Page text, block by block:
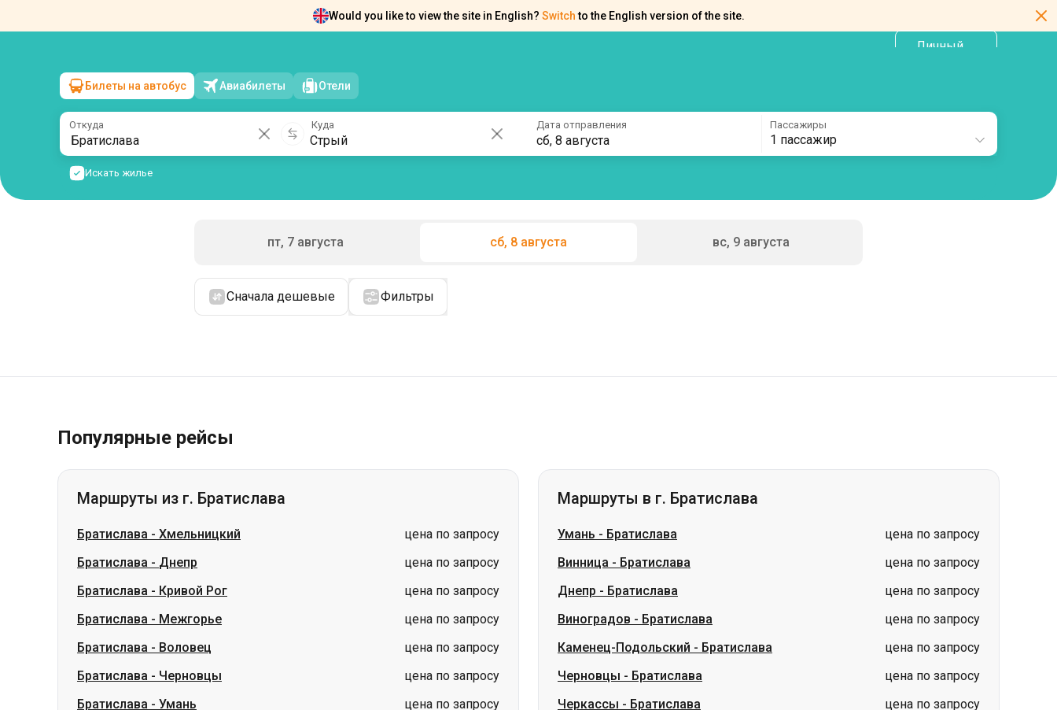
Would you like to view the site in English? Switch to the English version of the site.
Личный
Братислава→Стрый
сб, 8 августа/1 пассажир
Билеты на автобус Авиабилеты Отели
Откуда Куда Дата отправления
сб, 8 августа
Пассажиры
1 пассажир
Искать жилье
пт, 7 августа сб, 8 августа вс, 9 августа
Сначала дешевые Фильтры
Популярные рейсы
Маршруты из г. Братислава
Братислава - Хмельницкий
цена по запросу
Братислава - Днепр
цена по запросу
Братислава - Кривой Рог
цена по запросу
Братислава - Межгорье
цена по запросу
Братислава - Воловец
цена по запросу
Братислава - Черновцы
цена по запросу
Братислава - Умань
цена по запросу
Маршруты в г. Братислава
Умань - Братислава
цена по запросу
Винница - Братислава
цена по запросу
Днепр - Братислава
цена по запросу
Виноградов - Братислава
цена по запросу
Каменец-Подольский - Братислава
цена по запросу
Черновцы - Братислава
цена по запросу
Черкассы - Братислава
цена по запросу